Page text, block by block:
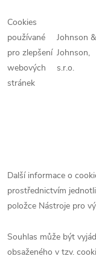
Cookies
používané
pro zlepšení
webových
stránek
Johnson &
Johnson,
s.r.o.
Další informace o
prostřednictvím
položce Nástroje pro
Souhlas může být
obsaženého v tzv.